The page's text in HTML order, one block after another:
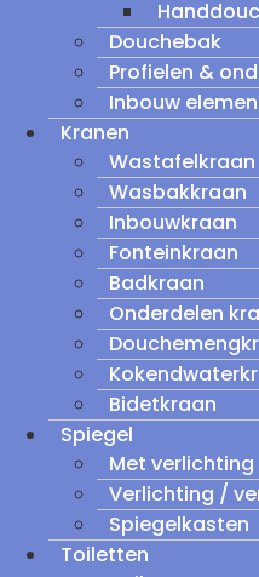
Douchebak
Profielen &
Inbouw
Kranen
Wastafelkraan
Wasbakkraan
Inbouwkraan
Fonteinkraan
Badkraan
Onderdelen
Bidetkraan
Spiegel
Met verlichting
Verlichting /
Spiegelkasten
Toiletten